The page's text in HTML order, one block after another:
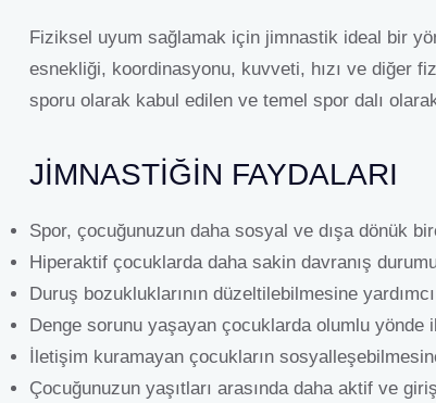
Fiziksel uyum sağlamak için jimnastik ideal bir
esnekliği, koordinasyonu, kuvveti, hızı ve diğer
sporu olarak kabul edilen ve temel spor dalı
JIMNASTIĞIN FAYDALARI
Spor, çocuğunuzun daha sosyal ve dışa dönük
Hiperaktif çocuklarda daha sakin davranış
Duruş bozukluklarının düzeltilebilmesine
Denge sorunu yaşayan çocuklarda olumlu yönde
İletişim kuramayan çocukların
Çocuğunuzun yaşıtları arasında daha aktif ve